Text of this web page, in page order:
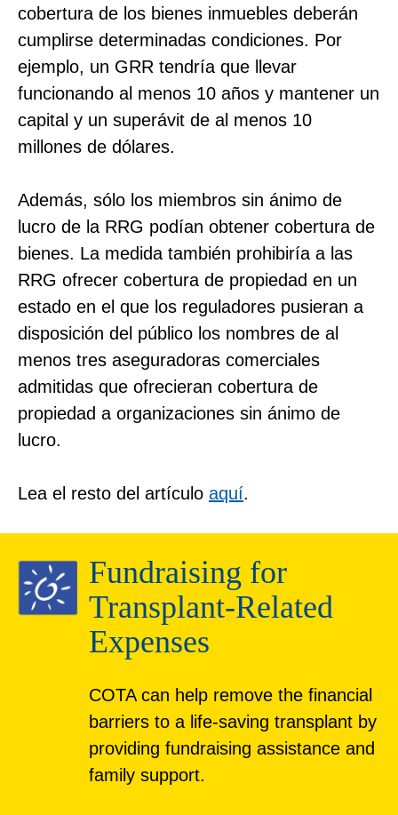
cobertura de los bienes inmuebles deberán
cumplirse determinadas condiciones. Por
ejemplo, un GRR tendría que llevar
funcionando al menos 10 años y mantener un
capital y un superávit de al menos 10
millones de dólares.
Además, sólo los miembros sin ánimo de
lucro de la RRG podían obtener cobertura de
bienes. La medida también prohibiría a las
RRG ofrecer cobertura de propiedad en un
estado en el que los reguladores pusieran a
disposición del público los nombres de al
menos tres aseguradoras comerciales
admitidas que ofrecieran cobertura de
propiedad a organizaciones sin ánimo de
lucro.
Lea el resto del artículo aquí.
Fundraising for
Transplant-Related
Expenses
COTA can help remove the financial
barriers to a life-saving transplant by
providing fundraising assistance and
family support.